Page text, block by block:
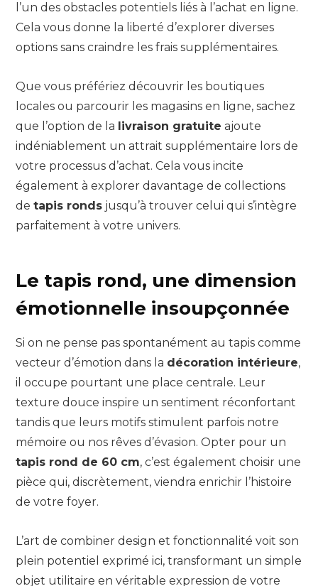
l’un des obstacles potentiels liés à l’achat en ligne.
Cela vous donne la liberté d’explorer diverses
options sans craindre les frais supplémentaires.
Que vous préfériez découvrir les boutiques
locales ou parcourir les magasins en ligne, sachez
que l’option de la livraison gratuite ajoute
indéniablement un attrait supplémentaire lors de
votre processus d’achat. Cela vous incite
également à explorer davantage de collections
de tapis ronds jusqu’à trouver celui qui s’intègre
parfaitement à votre univers.
Le tapis rond, une dimension
émotionnelle insoupçonnée
Si on ne pense pas spontanément au tapis comme
vecteur d’émotion dans la décoration intérieure,
il occupe pourtant une place centrale. Leur
texture douce inspire un sentiment réconfortant
tandis que leurs motifs stimulent parfois notre
mémoire ou nos rêves d’évasion. Opter pour un
tapis rond de 60 cm, c’est également choisir une
pièce qui, discrètement, viendra enrichir l’histoire
de votre foyer.
L’art de combiner design et fonctionnalité voit son
plein potentiel exprimé ici, transformant un simple
objet utilitaire en véritable expression de votre